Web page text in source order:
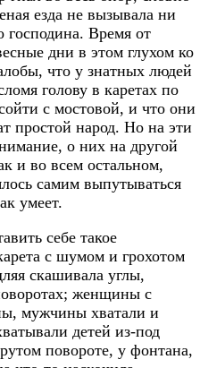
езда не вызывала ни
господина. Время от
дни в этом глухом ко
что у знатных людей
голову в каретах по
с мостовой, и что они
простой народ. Но на эти
о них на другой
и во всем остальном,
самим выпутываться
умеет.
себе такое
с шумом и грохотом
скашивала углы,
женщины с
мужчины хватали и
детей из-под
повороте, у фонтана,